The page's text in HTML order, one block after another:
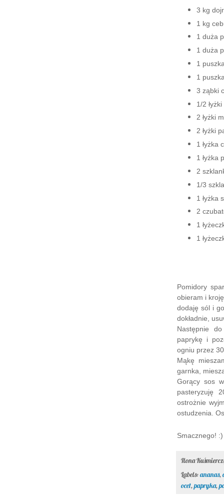
3 kg
1 kg
1 duża
1 duża
1
1
3 ząbki
1/2
2 łyżki
2 łyżki
1 łyżka
1 łyżka
2
1/3
1 łyżka
2
1
1
Pomidory
obieram i
dodaję sól i
dokładnie,
Następnie
paprykę i
ogniu przez
Mąkę
garnka,
Gorący sos
pasteryzuję
ostrożnie
ostudzenia.
Smacznego! :)
Ilona
Labels:ananas,
ocet,papryka,